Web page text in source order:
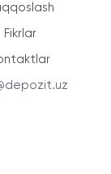
Fikrlar